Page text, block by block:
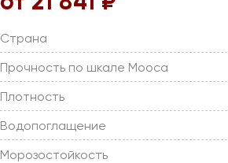
Страна
Прочность по шкале Мооса
Плотность
Водопоглащение
Морозостойкость